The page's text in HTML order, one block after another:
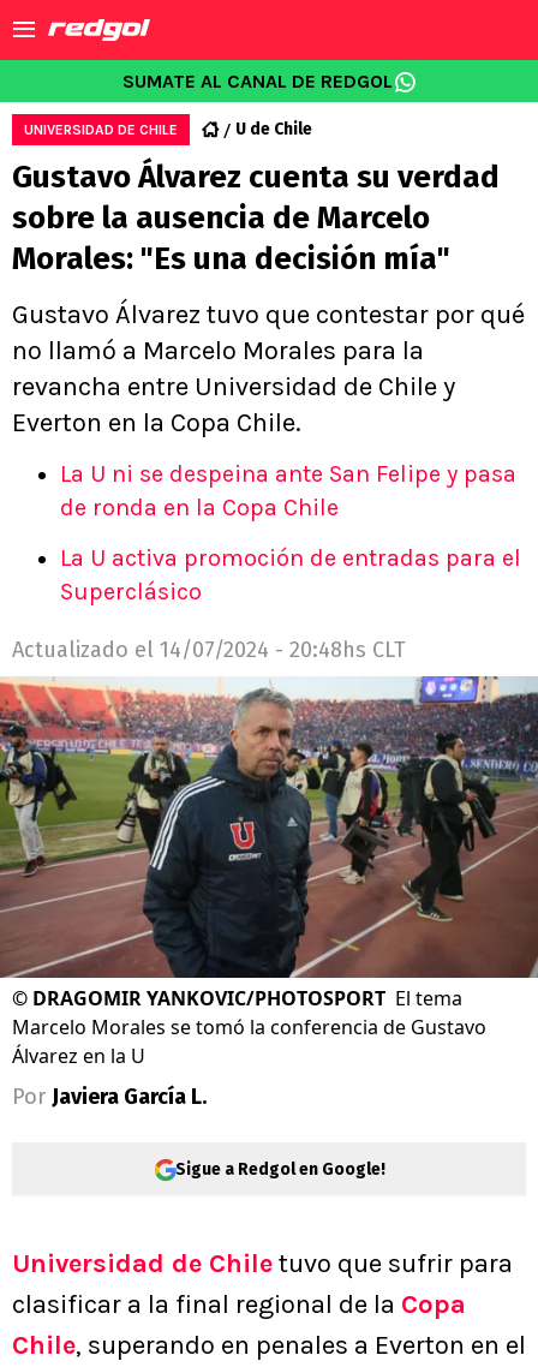
SUMATE AL CANAL DE REDGOL
UNIVERSIDAD DE CHILE U de Chile
Gustavo Álvarez cuenta su verdad
sobre la ausencia de Marcelo
Morales: "Es una decisión mía"
Gustavo Álvarez tuvo que contestar por qué
no llamó a Marcelo Morales para la
revancha entre Universidad de Chile y
Everton en la Copa Chile.
La U ni se despeina ante San Felipe y pasa
de ronda en la Copa Chile
La U activa promoción de entradas para el
Superclásico
Actualizado el 14/07/2024 - 20:48hs CLT
© DRAGOMIR YANKOVIC/PHOTOSPORT El tema
Marcelo Morales se tomó la conferencia de Gustavo
Álvarez en la U
Por Javiera García L.
Sigue a Redgol en Google!
Universidad de Chiletuvo que sufrir para
clasificar a la final regional de la Copa
Chile, superando en penales a Everton en el